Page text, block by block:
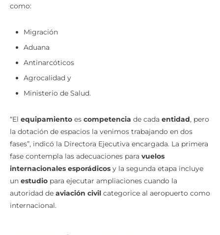
instalaciones
Migración
Aduana
Antinarcóticos
Agrocalidad y
“Elequipamientoescompetenciade cadaentidad, pero
la dotación de espacios la venimos trabajando en dos
fases”, indicó la Directora Ejecutiva encargada. La primera
fase contempla las adecuaciones paravuelos
internacionales esporádicosy la segunda etapa incluye
unestudiopara ejecutar ampliaciones cuando la
autoridad deaviación civil